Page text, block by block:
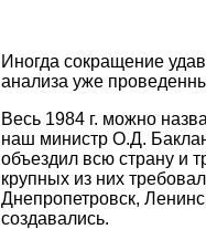
Иногда сокращение
анализа уже
Весь 1984 г. можно
наш министр О.Д.
объездил всю страну и
крупных из них
Днепропетровск,
создавались.